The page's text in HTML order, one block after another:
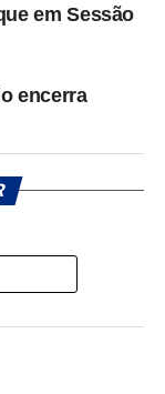
em Sessão
encerra